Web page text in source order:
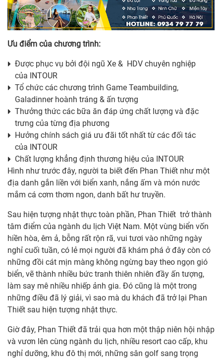
Ưu điểm của chương trình:
Được phục vụ bởi đội ngũ Xe & HDV chuyên nghiệp
của INTOUR
Tổ chức các chương trình Game Teambuilding,
Galadinner hoành tráng & ấn tượng
Thưởng thức các bữa ăn đáp ứng chất lượng và đặc
trưng của từng địa phương
Hưởng chính sách giá ưu đãi tốt nhất từ các đối tác
của INTOUR
Chất lượng khẳng định thương hiệu của INTOUR
Hình như trước đây, người ta biết đến Phan Thiết như một
địa danh gắn liền với biển xanh, nắng ấm và món nước
mắm cá cơm thơm ngon, danh bất hư truyền.
Sau hiện tượng nhật thực toàn phần, Phan Thiết trở thành
tâm điểm của ngành du lịch Việt Nam. Một vùng biển vốn
hiền hòa, êm ả, bỗng rất rộn rã, vui tươi vào những ngày
nghỉ cuối tuần, có lẻ mọi người đã khám phá ở đây còn có
những đồi cát mịn màng không ngừng bay theo ngọn gió
biển, vẽ thành nhiều bức tranh thiên nhiên đầy ấn tượng,
làm say mê nhiều nhiếp ảnh gia. Đó cũng là một trong
những điều đã lý giải, vì sao mà du khách đã trở lại Phan
Thiết sau hiện tượng nhật thực.
Giờ đây, Phan Thiết đã trải qua hơn một thập niên hội nhập
và vươn lên cùng ngành du lịch, nhiều resort cao cấp, khu
nghỉ dưỡng, khu đô thị mới, những sân golf sang trọng